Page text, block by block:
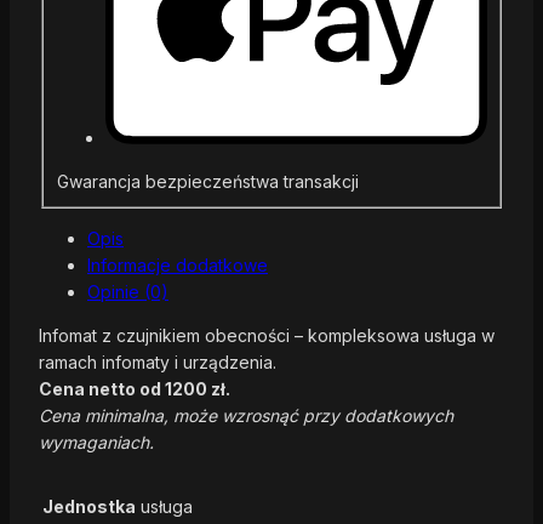
Gwarancja bezpieczeństwa transakcji
Opis
Informacje dodatkowe
Opinie (0)
Infomat z czujnikiem obecności – kompleksowa usługa w
ramach infomaty i urządzenia.
Cena netto od 1200 zł.
Cena minimalna, może wzrosnąć przy dodatkowych
wymaganiach.
Jednostka usługa